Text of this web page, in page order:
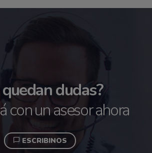
quedan dudas?
con un asesor ahora
ESCRIBINOS